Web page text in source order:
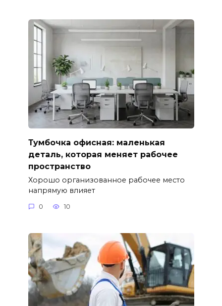
Тумбочка офисная: маленькая
деталь, которая меняет рабочее
пространство
Хорошо организованное рабочее место
напрямую влияет
0 10